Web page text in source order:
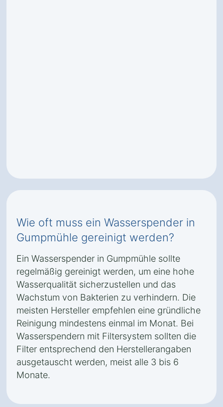
Wie oft muss ein Wasserspender in
Gumpmühle gereinigt werden?
Ein Wasserspender in Gumpmühle sollte
regelmäßig gereinigt werden, um eine hohe
Wasserqualität sicherzustellen und das
Wachstum von Bakterien zu verhindern. Die
meisten Hersteller empfehlen eine gründliche
Reinigung mindestens einmal im Monat. Bei
Wasserspendern mit Filtersystem sollten die
Filter entsprechend den Herstellerangaben
ausgetauscht werden, meist alle 3 bis 6
Monate.